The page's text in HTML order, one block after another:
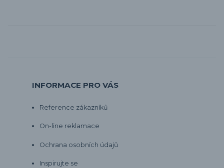
INFORMACE PRO VÁS
Reference zákazníků
On-line reklamace
Ochrana osobních údajů
Inspirujte se